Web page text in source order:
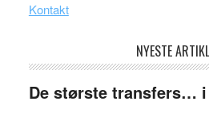
Kontakt
NYESTE
De største transfers… i